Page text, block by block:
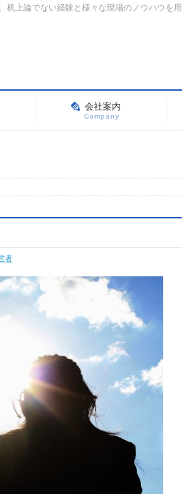
上論でない経験と様々な現場のノウハウを
会社案内
Company
者